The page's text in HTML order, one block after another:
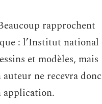
rapprochent
: l’Institut national
et modèles, mais
ne recevra donc
application.